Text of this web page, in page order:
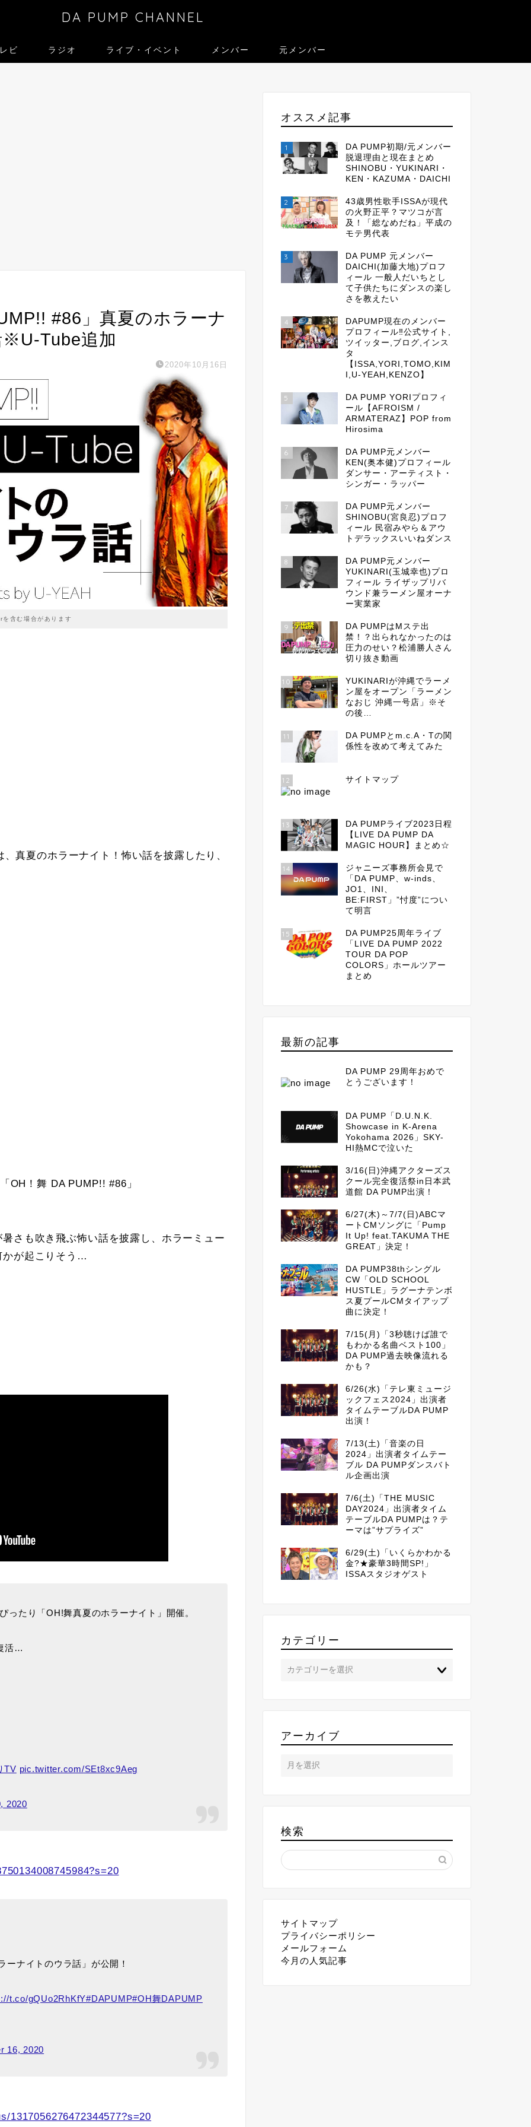
DA PUMP CHANNEL
ビ ラジオ ライブ・イベント メンバー 元メンバー
#86」真夏のホラーナ
※U-Tube追加
2020年10月16日
を含む場合があります
真夏のホラーナイト！怖い話を披露したり、
OH！舞 DA PUMP!! #86」
さも吹き飛ぶ怖い話を披露し、ホラーミュー
かが起こりそう…
ったり「OH!舞真夏のホラーナイト」開催。
活…
TV pic.twitter.com/SEt8xc9Aeg
2020
ナイトのウラ話」が公開！
t.co/gQUo2RhKfY#DAPUMP#OH舞DAPUMP
16, 2020
1317056276472344577?s=20
オススメ記事
1
DA PUMP初期/元メンバー
脱退理由と現在まとめ
SHINOBU・YUKINARI・
KEN・KAZUMA・DAICHI
2
43歳男性歌手ISSAが現代
の火野正平？マツコが言
及！「総なめだね」平成の
モテ男代表
3
DA PUMP 元メンバー
DAICHI(加藤大地)プロフ
ィール 一般人だいちとし
て子供たちにダンスの楽し
さを教えたい
4
DAPUMP現在のメンバー
プロフィール‼公式サイト,
ツイッター,ブログ,インス
タ
【ISSA,YORI,TOMO,KIM
I,U-YEAH,KENZO】
5
DA PUMP YORIプロフィ
ール【AFROISM /
ARMATERAZ】POP from
Hirosima
6
DA PUMP元メンバー
KEN(奥本健)プロフィール
ダンサー・アーティスト・
シンガー・ラッパー
7
DA PUMP元メンバー
SHINOBU(宮良忍)プロフ
ィール 民宿みやら＆アウ
トデラックスいいねダンス
8
DA PUMP元メンバー
YUKINARI(玉城幸也)プロ
フィール ライザップリバ
ウンド兼ラーメン屋オーナ
ー実業家
9
DA PUMPはMステ出
禁！？出られなかったのは
圧力のせい？松浦勝人さん
切り抜き動画
10
YUKINARIが沖縄でラーメ
ン屋をオープン「ラーメン
なおじ 沖縄一号店」※そ
の後…
11
DA PUMPとm.c.A・Tの関
係性を改めて考えてみた
12 サイトマップ
13
DA PUMPライブ2023日程
【LIVE DA PUMP DA
MAGIC HOUR】まとめ☆
14
ジャニーズ事務所会見で
「DA PUMP、w-inds、
JO1、INI、
BE:FIRST」”忖度”につい
て明言
15
DA PUMP25周年ライブ
「LIVE DA PUMP 2022
TOUR DA POP
COLORS」ホールツアー
まとめ
最新の記事
DA PUMP 29周年おめで
とうございます！
DA PUMP「D.U.N.K.
Showcase in K-Arena
Yokohama 2026」SKY-
HI熱MCで泣いた
3/16(日)沖縄アクターズス
クール完全復活祭in日本武
道館 DA PUMP出演！
6/27(木)～7/7(日)ABCマ
ートCMソングに「Pump
It Up! feat.TAKUMA THE
GREAT」決定！
DA PUMP38thシングル
CW「OLD SCHOOL
HUSTLE」ラグーナテンボ
ス夏プールCMタイアップ
曲に決定！
7/15(月)「3秒聴けば誰で
もわかる名曲ベスト100」
DA PUMP過去映像流れる
かも？
6/26(水)「テレ東ミュージ
ックフェス2024」出演者
タイムテーブルDA PUMP
出演！
7/13(土)「音楽の日
2024」出演者タイムテー
ブル DA PUMPダンスバト
ル企画出演
7/6(土)「THE MUSIC
DAY2024」出演者タイム
テーブルDA PUMPは？テ
ーマは”サプライズ”
6/29(土)「いくらかわかる
金?★豪華3時間SP!」
ISSAスタジオゲスト
カテゴリー
アーカイブ
検索
サイトマップ
プライバシーポリシー
メールフォーム
今月の人気記事